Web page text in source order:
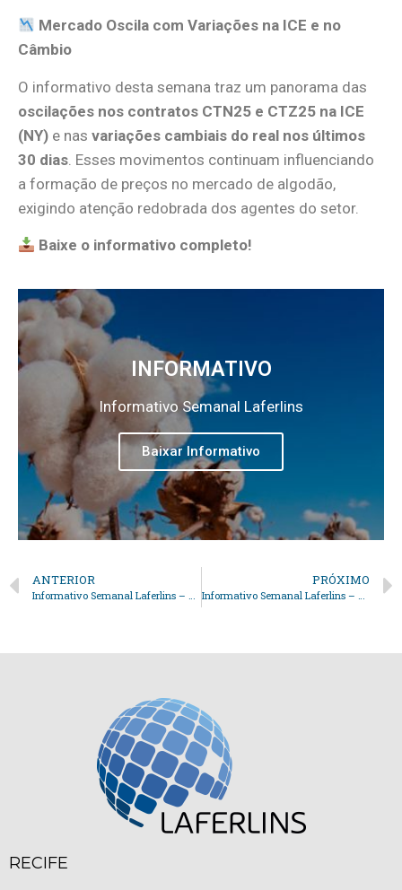
Mercado Oscila com Variações na ICE e no
Câmbio
O informativo desta semana traz um panorama das
oscilações nos contratos CTN25 e CTZ25 na ICE
(NY) e nas variações cambiais do real nos últimos
30 dias . Esses movimentos continuam influenciando
a formação de preços no mercado de algodão,
exigindo atenção redobrada dos agentes do setor.
Baixe o informativo completo!
INFORMATIVO
Informativo Semanal Laferlins
Baixar Informativo
ANTERIOR PRÓXIMO
RECIFE